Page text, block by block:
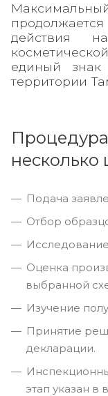
действия
единый знак
территории
несколько
Подача
Отбор
Оценка
выбранной
Изучение
Принятие
декларации.
этап указан в